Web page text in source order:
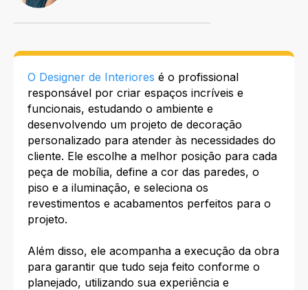
O Designer de Interiores é o profissional
responsável por criar espaços incríveis e
funcionais, estudando o ambiente e
desenvolvendo um projeto de decoração
personalizado para atender às necessidades do
cliente. Ele escolhe a melhor posição para cada
peça de mobília, define a cor das paredes, o
piso e a iluminação, e seleciona os
revestimentos e acabamentos perfeitos para o
projeto.
Além disso, ele acompanha a execução da obra
para garantir que tudo seja feito conforme o
planejado, utilizando sua experiência e